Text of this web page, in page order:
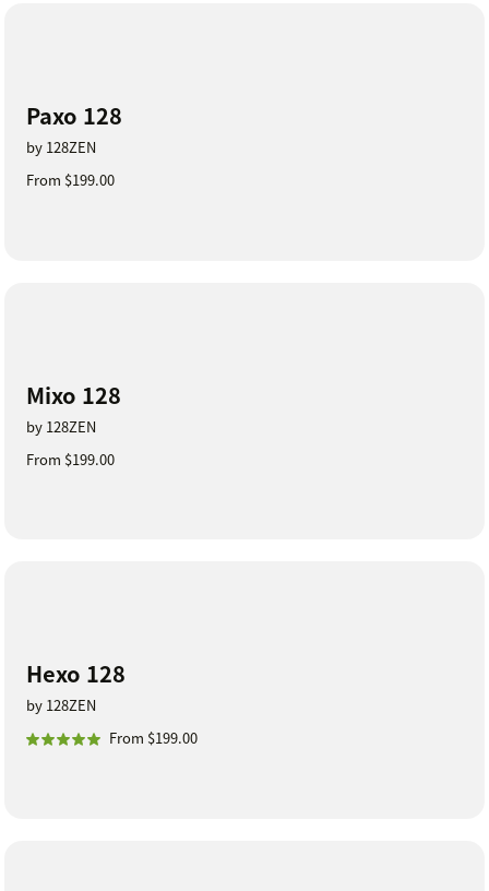
Paxo 128
by 128ZEN
From $199.00
Mixo 128
by 128ZEN
From $199.00
Hexo 128
by 128ZEN
From $199.00